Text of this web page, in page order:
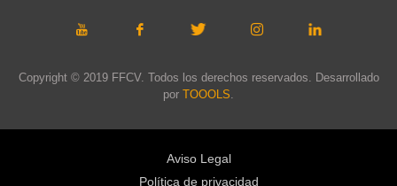
Copyright © 2019 FFCV. Todos los derechos reservados. Desarrollado
por TOOOLS
Aviso Legal
Política de privacidad